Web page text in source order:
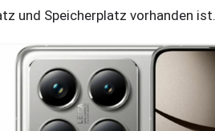
und Speicherplatz vorhanden ist.